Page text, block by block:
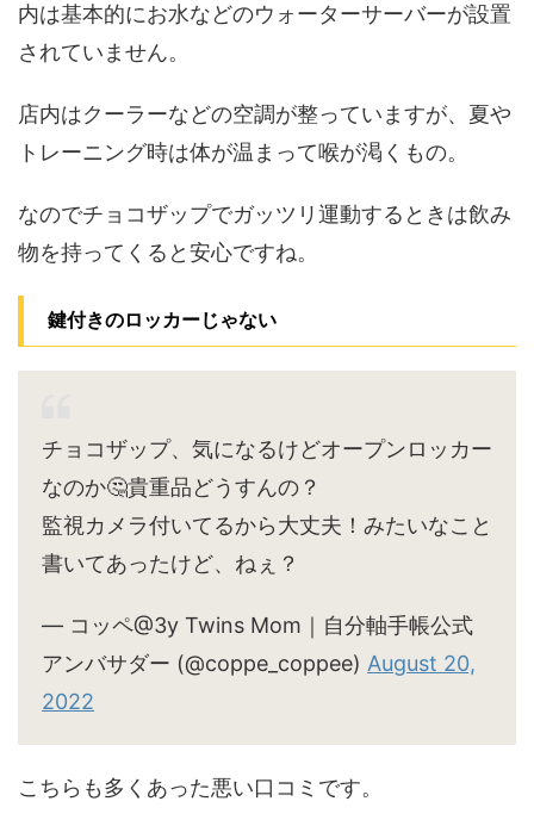
内は基本的にお水などのウォーターサーバーが設置
されていません。
店内はクーラーなどの空調が整っていますが、夏や
トレーニング時は体が温まって喉が渇くもの。
なのでチョコザップでガッツリ運動するときは飲み
物を持ってくると安心ですね。
鍵付きのロッカーじゃない
チョコザップ、気になるけどオープンロッカー
なのか🤔貴重品どうすんの？
監視カメラ付いてるから大丈夫！みたいなこと
書いてあったけど、ねぇ？
— コッペ@3y Twins Mom｜自分軸手帳公式
アンバサダー (@coppe_coppee) August 20,
2022
こちらも多くあった悪い口コミです。